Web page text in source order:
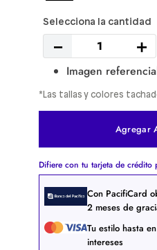
＋
－
Imagen
*Las tallas y colores
Agregar
Difiere con tu tarjeta de crédito
Con PacifiCard
2 meses de
Tu estilo hasta en
intereses